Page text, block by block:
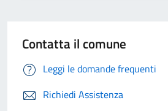
Contatta il comune
Leggi le domande frequenti
Richiedi Assistenza